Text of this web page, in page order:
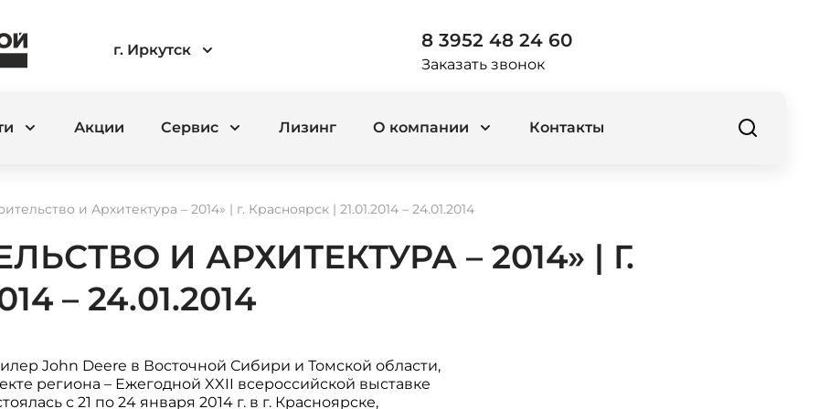
г. Иркутск 8 3952 48 24 60
Заказать звонок
Акции Сервис Лизинг О компании Контакты
и Архитектура – 2014» | г. Красноярск | 21.01.2014 – 24.01.2014
И АРХИТЕКТУРА – 2014» | Г.
– 24.01.2014
John Deere в Восточной Сибири и Томской области,
региона – Ежегодной XXII всероссийской выставке
с 21 по 24 января 2014 г. в г. Красноярске,